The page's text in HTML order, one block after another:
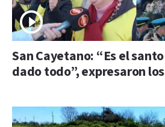
San Cayetano: “Es el
dado todo”, expresaron